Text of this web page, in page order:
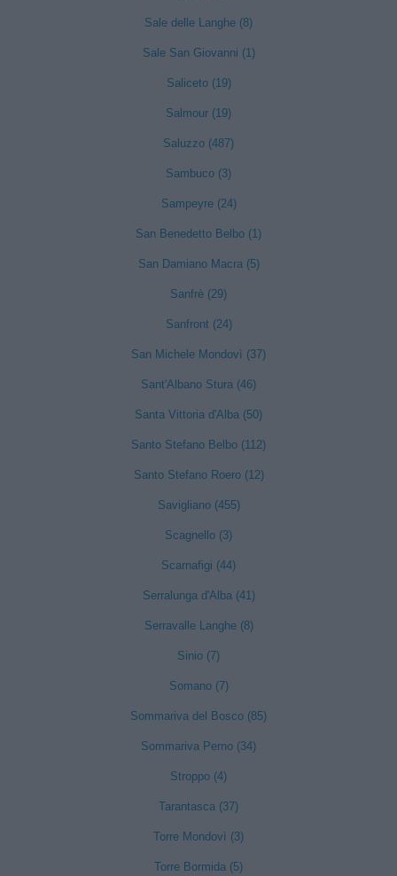
Sale delle Langhe (8)
Sale San Giovanni (1)
Saliceto (19)
Salmour (19)
Saluzzo (487)
Sambuco (3)
Sampeyre (24)
San Benedetto Belbo (1)
San Damiano Macra (5)
Sanfrè (29)
Sanfront (24)
San Michele Mondovì (37)
Sant'Albano Stura (46)
Santa Vittoria d'Alba (50)
Santo Stefano Belbo (112)
Santo Stefano Roero (12)
Savigliano (455)
Scagnello (3)
Scarnafigi (44)
Serralunga d'Alba (41)
Serravalle Langhe (8)
Sinio (7)
Somano (7)
Sommariva del Bosco (85)
Sommariva Perno (34)
Stroppo (4)
Tarantasca (37)
Torre Mondovì (3)
Torre Bormida (5)